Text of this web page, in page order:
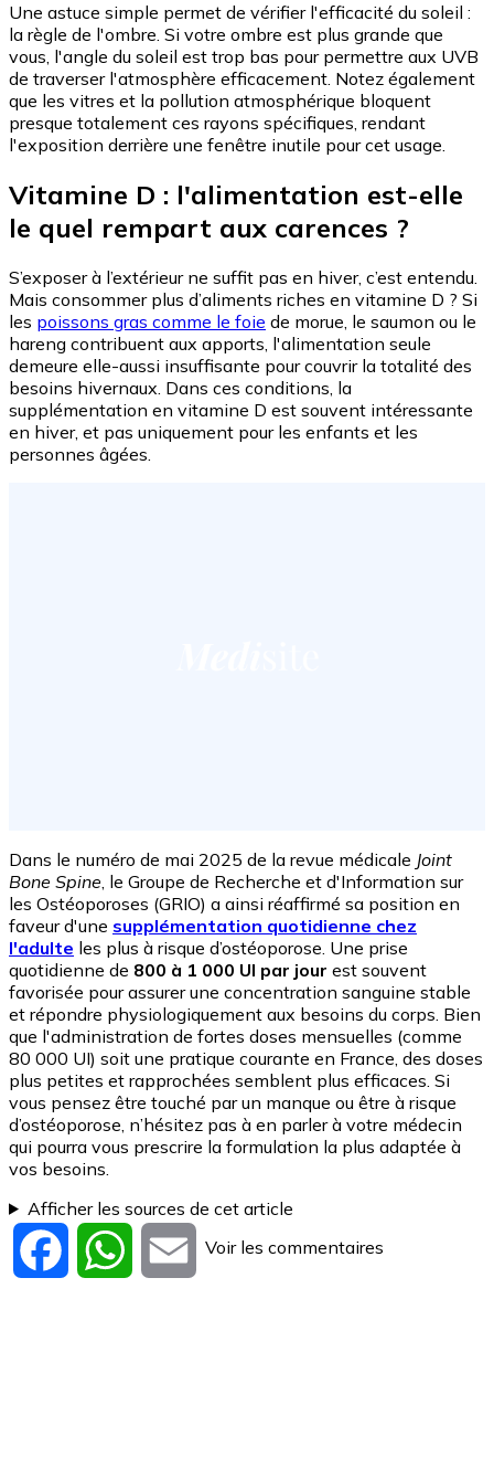
Une astuce simple permet de vérifier l'efficacité du soleil :
la règle de l'ombre. Si votre ombre est plus grande que
vous, l'angle du soleil est trop bas pour permettre aux UVB
de traverser l'atmosphère efficacement. Notez également
que les vitres et la pollution atmosphérique bloquent
presque totalement ces rayons spécifiques, rendant
l'exposition derrière une fenêtre inutile pour cet usage.
Vitamine D : l'alimentation est-elle
le quel rempart aux carences ?
S’exposer à l’extérieur ne suffit pas en hiver, c’est entendu.
Mais consommer plus d’aliments riches en vitamine D ? Si
les poissons gras comme le foie de morue, le saumon ou le
hareng contribuent aux apports, l'alimentation seule
demeure elle-aussi insuffisante pour couvrir la totalité des
besoins hivernaux. Dans ces conditions, la
supplémentation en vitamine D est souvent intéressante
en hiver, et pas uniquement pour les enfants et les
personnes âgées.
Dans le numéro de mai 2025 de la revue médicale Joint
Bone Spine , le Groupe de Recherche et d'Information sur
les Ostéoporoses (GRIO) a ainsi réaffirmé sa position en
faveur d'une supplémentation quotidienne chez
l'adulte les plus à risque d’ostéoporose. Une prise
quotidienne de 800 à 1 000 UI par jour est souvent
favorisée pour assurer une concentration sanguine stable
et répondre physiologiquement aux besoins du corps. Bien
que l'administration de fortes doses mensuelles (comme
80 000 UI) soit une pratique courante en France, des doses
plus petites et rapprochées semblent plus efficaces. Si
vous pensez être touché par un manque ou être à risque
d’ostéoporose, n’hésitez pas à en parler à votre médecin
qui pourra vous prescrire la formulation la plus adaptée à
vos besoins.
Afficher les sources de cet article
Facebook WhatsApp
Email
Voir les commentaires